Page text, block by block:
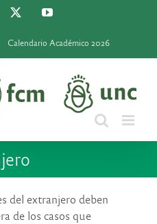
YouTube
Calendario Académico 2026
del extranjero deben
de los casos que